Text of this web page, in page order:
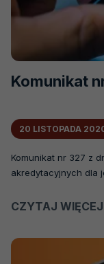
Komunikat
20 LISTOPADA
Komunikat nr 327 z
akredytacyjnych dla
CZYTAJ WIĘCEJ